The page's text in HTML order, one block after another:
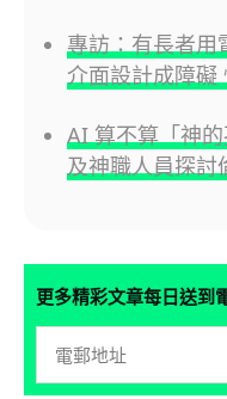
專訪：有長者用
介面設計成障礙
AI 算不算「神
及神職人員探討
更多精彩文章每日送到